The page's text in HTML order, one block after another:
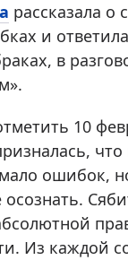
рассказала о
и
в
10
ошибок,
Из каждой